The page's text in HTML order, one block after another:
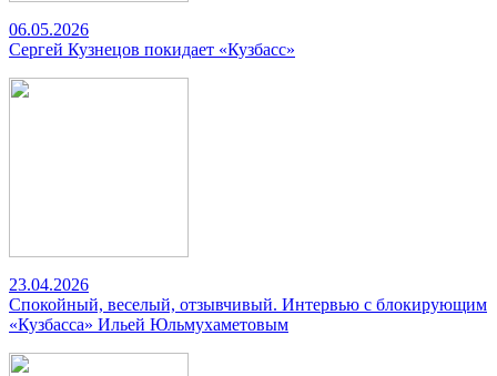
06.05.2026
Сергей Кузнецов покидает «Кузбасс»
23.04.2026
Спокойный, веселый, отзывчивый. Интервью с блокирующим
«Кузбасса» Ильей Юльмухаметовым